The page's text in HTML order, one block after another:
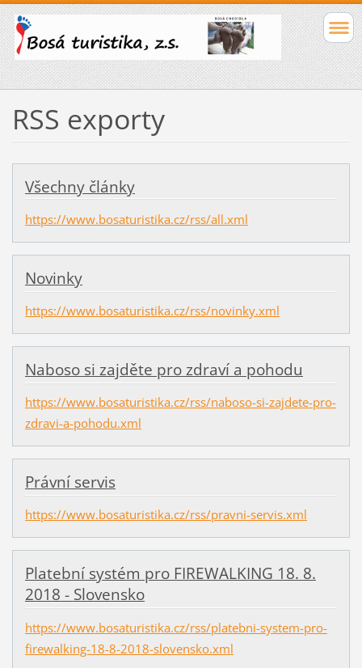
RSS exporty
Všechny články
https://www.bosaturistika.cz/rss/all.xml
Novinky
https://www.bosaturistika.cz/rss/novinky.xml
Naboso si zajděte pro zdraví a pohodu
https://www.bosaturistika.cz/rss/naboso-si-zajdete-pro-
zdravi-a-pohodu.xml
Právní servis
https://www.bosaturistika.cz/rss/pravni-servis.xml
Platební systém pro FIREWALKING 18. 8.
2018 - Slovensko
https://www.bosaturistika.cz/rss/platebni-system-pro-
firewalking-18-8-2018-slovensko.xml